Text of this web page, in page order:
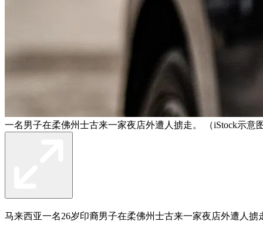
一名男子在柔佛州士古来一家夜店外遭人掳走。 （iStock示意
马来西亚一名26岁印裔男子在柔佛州士古来一家夜店外遭人